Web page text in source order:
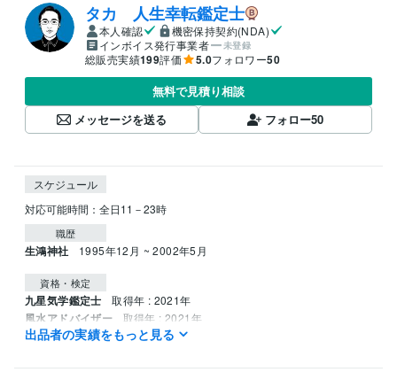
タカ 人生幸転鑑定士
本人確認
機密保持契約(NDA)
インボイス発行事業者
未登録
総販売実績199評価 5.0フォロワー50
無料で見積り相談
メッセージを送る
フォロー50
スケジュール
職歴
生鴻神社 1995年12月 ~ 2002年5月
資格・検定
九星気学鑑定士 取得年 : 2021年
風水アドバイザー 取得年 : 2021年
姓名判断鑑定士 取得年 : 2022年
調理師 取得年 : 1990年
出品者の実績をもっと見る